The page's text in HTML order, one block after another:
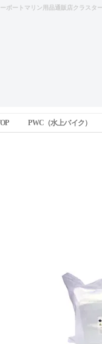
ボートマリン用品通販店クラスタ
PWC（水上バイク）